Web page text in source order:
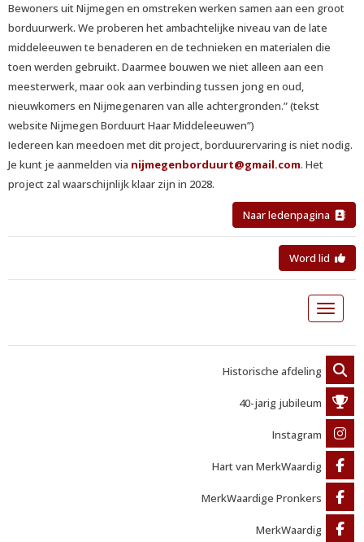
Bewoners uit Nijmegen en omstreken werken samen aan een groot
borduurwerk. We proberen het ambachtelijke niveau van de late
middeleeuwen te benaderen en de technieken en materialen die
toen werden gebruikt. Daarmee bouwen we niet alleen aan een
meesterwerk, maar ook aan verbinding tussen jong en oud,
nieuwkomers en Nijmegenaren van alle achtergronden.” (tekst
website Nijmegen Borduurt Haar Middeleeuwen”)
Iedereen kan meedoen met dit project, borduurervaring is niet nodig.
Je kunt je aanmelden via truudrobnegemjin@gmail.com. Het
project zal waarschijnlijk klaar zijn in 2028.
Naar ledenpagina
Word lid
Toggle
Historische afdeling
40-jarig jubileum
Instagram
Hart van MerkWaardig
MerkWaardige Pronkers
MerkWaardig